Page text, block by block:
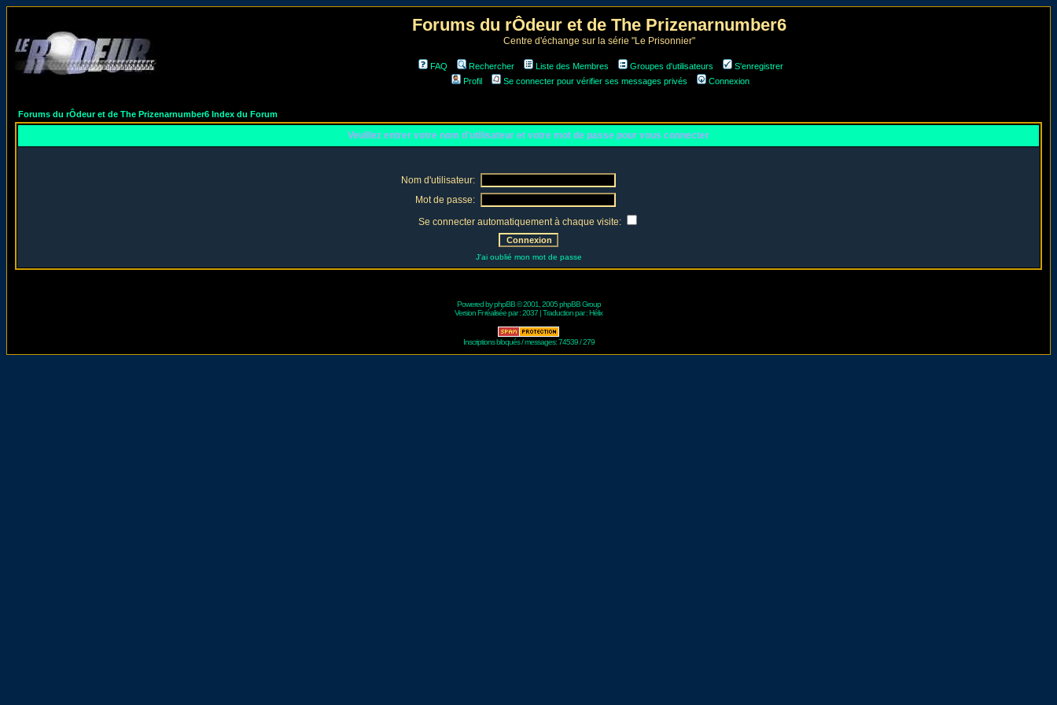
Forums du rÔdeur et de The Prizenarnumber6
Centre d'échange sur la série "Le Prisonnier"
FAQ Rechercher Liste des Membres Groupes d'utilisateurs
S'enregistrer
Profil
Se connecter pour vérifier ses messages privés Connexion
Forums du rÔdeur et de The Prizenarnumber6 Index du Forum
Veuillez entrer votre nom d'utilisateur et votre mot de passe pour vous connecter
Nom d'utilisateur:
Mot de passe:
Se connecter automatiquement à chaque visite:
J'ai oublié mon mot de passe
Powered byphpBB© 2001, 2005 phpBB Group
Version Fr réalisée par :2037 | Traduction par :Hélix
Inscriptions bloqués / messages: 74539 / 279